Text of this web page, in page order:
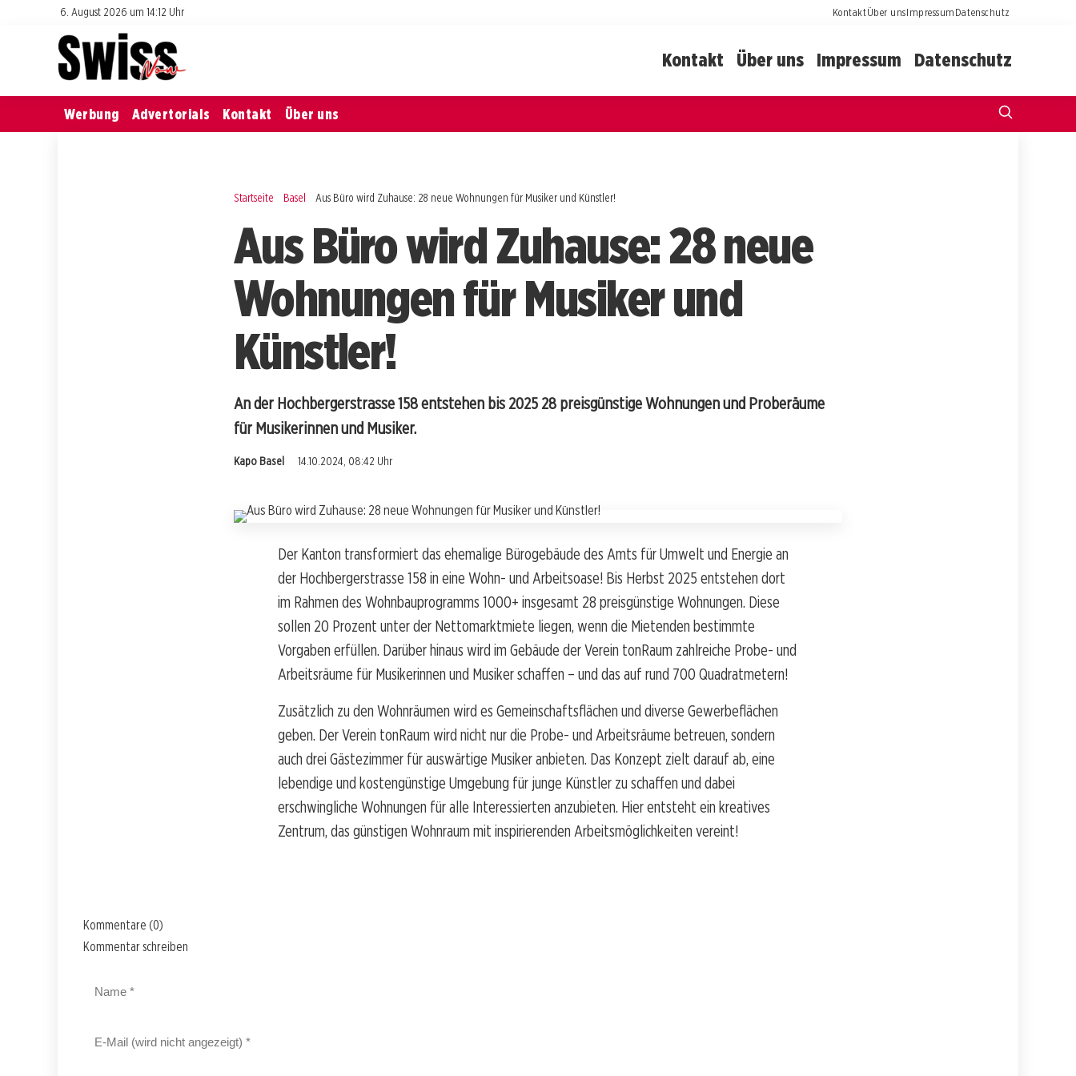
6. August 2026 um 14:12 Uhr KontaktÜber unsImpressumDatenschutz
Kontakt Über uns Impressum Datenschutz
Werbung Advertorials Kontakt Über uns
Startseite Basel Aus Büro wird Zuhause: 28 neue Wohnungen für Musiker und Künstler!
Aus Büro wird Zuhause: 28 neue
Wohnungen für Musiker und
Künstler!
An der Hochbergerstrasse 158 entstehen bis 2025 28 preisgünstige Wohnungen und Proberäume
für Musikerinnen und Musiker.
Kapo Basel 14.10.2024, 08:42 Uhr
Der Kanton transformiert das ehemalige Bürogebäude des Amts für Umwelt und Energie an
der Hochbergerstrasse 158 in eine Wohn- und Arbeitsoase! Bis Herbst 2025 entstehen dort
im Rahmen des Wohnbauprogramms 1000+ insgesamt 28 preisgünstige Wohnungen. Diese
sollen 20 Prozent unter der Nettomarktmiete liegen, wenn die Mietenden bestimmte
Vorgaben erfüllen. Darüber hinaus wird im Gebäude der Verein tonRaum zahlreiche Probe- und
Arbeitsräume für Musikerinnen und Musiker schaffen – und das auf rund 700 Quadratmetern!
Zusätzlich zu den Wohnräumen wird es Gemeinschaftsflächen und diverse Gewerbeflächen
geben. Der Verein tonRaum wird nicht nur die Probe- und Arbeitsräume betreuen, sondern
auch drei Gästezimmer für auswärtige Musiker anbieten. Das Konzept zielt darauf ab, eine
lebendige und kostengünstige Umgebung für junge Künstler zu schaffen und dabei
erschwingliche Wohnungen für alle Interessierten anzubieten. Hier entsteht ein kreatives
Zentrum, das günstigen Wohnraum mit inspirierenden Arbeitsmöglichkeiten vereint!
Kommentare (0)
Kommentar schreiben